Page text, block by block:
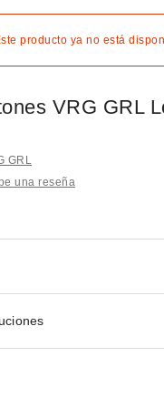
producto ya no está
VRG GRL
GRL
una reseña